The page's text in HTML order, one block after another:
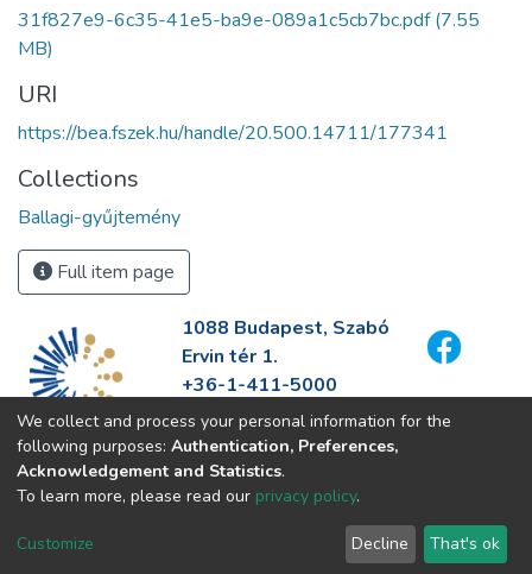
31f827e9-6c35-41e5-ba9e-089a1c5cb7bc.pdf(7.55
MB)
URI
https://bea.fszek.hu/handle/20.500.14711/177341
Collections
Ballagi-gyűjtemény
Full item page
1088 Budapest, Szabó
Ervin tér 1.
+36-1-411-5000
info@fszek.hu
https://fszek.hu
We collect and process your personal information for the
following purposes: Authentication, Preferences,
Acknowledgement and Statistics.
To learn more, please read our privacy policy.
Customize Decline That's ok